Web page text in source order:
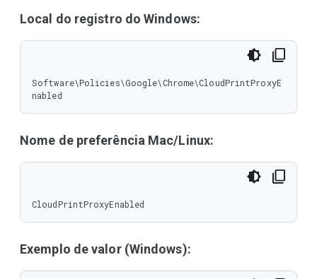
Local do registro do Windows:
Software\Policies\Google\Chrome\CloudPrintProxyE
nabled
Nome de preferência Mac/Linux:
CloudPrintProxyEnabled
Exemplo de valor (Windows):